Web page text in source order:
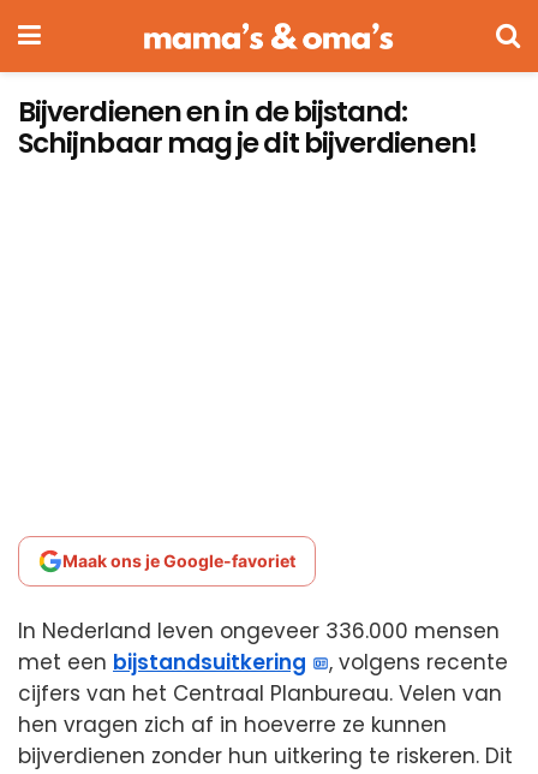
Bijverdienen en in de bijstand:
Schijnbaar mag je dit bijverdienen!
Maak ons je Google-favoriet
In Nederland leven ongeveer 336.000 mensen
met een bijstandsuitkering
, volgens recente
cijfers van het Centraal Planbureau. Velen van
hen vragen zich af in hoeverre ze kunnen
bijverdienen zonder hun uitkering te riskeren. Dit